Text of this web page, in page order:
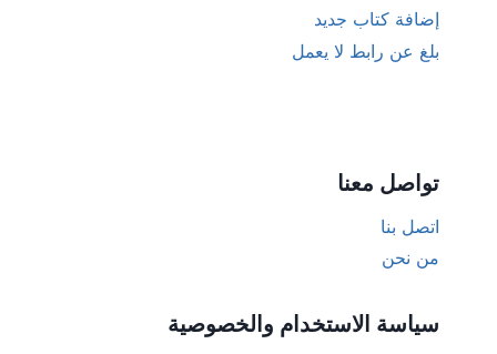
إضافة كتاب جديد
بلغ عن رابط لا يعمل
تواصل معنا
اتصل بنا
من نحن
سياسة الاستخدام والخصوصية